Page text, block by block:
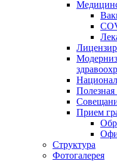
Прием
Структура
Фотогалерея